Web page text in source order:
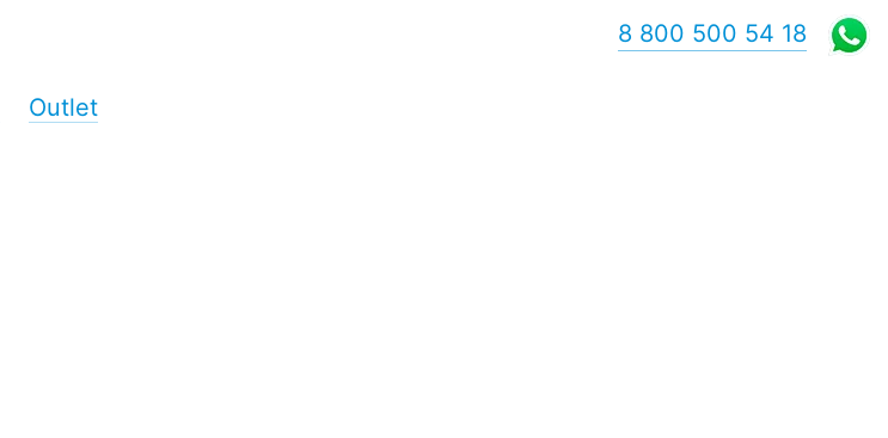
Outlet
8 800 500 54 18